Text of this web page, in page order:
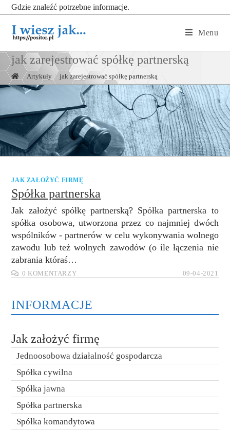
Gdzie znaleźć potrzebne informacje.
Menu
jak zarejestrować spółkę partnerską
| Artykuły | jak zarejestrować spółkę partnerską
JAK ZAŁOŻYĆ FIRMĘ
Spółka partnerska
Jak założyć spółkę partnerską? Spółka partnerska to
spółka osobowa, utworzona przez co najmniej dwóch
wspólników - partnerów w celu wykonywania wolnego
zawodu lub też wolnych zawodów (o ile łączenia nie
zabrania któraś…
0 KOMENTARZY 09-04-2021
INFORMACJE
Jak założyć firmę
Jednoosobowa działalność gospodarcza
Spółka cywilna
Spółka jawna
Spółka partnerska
Spółka komandytowa